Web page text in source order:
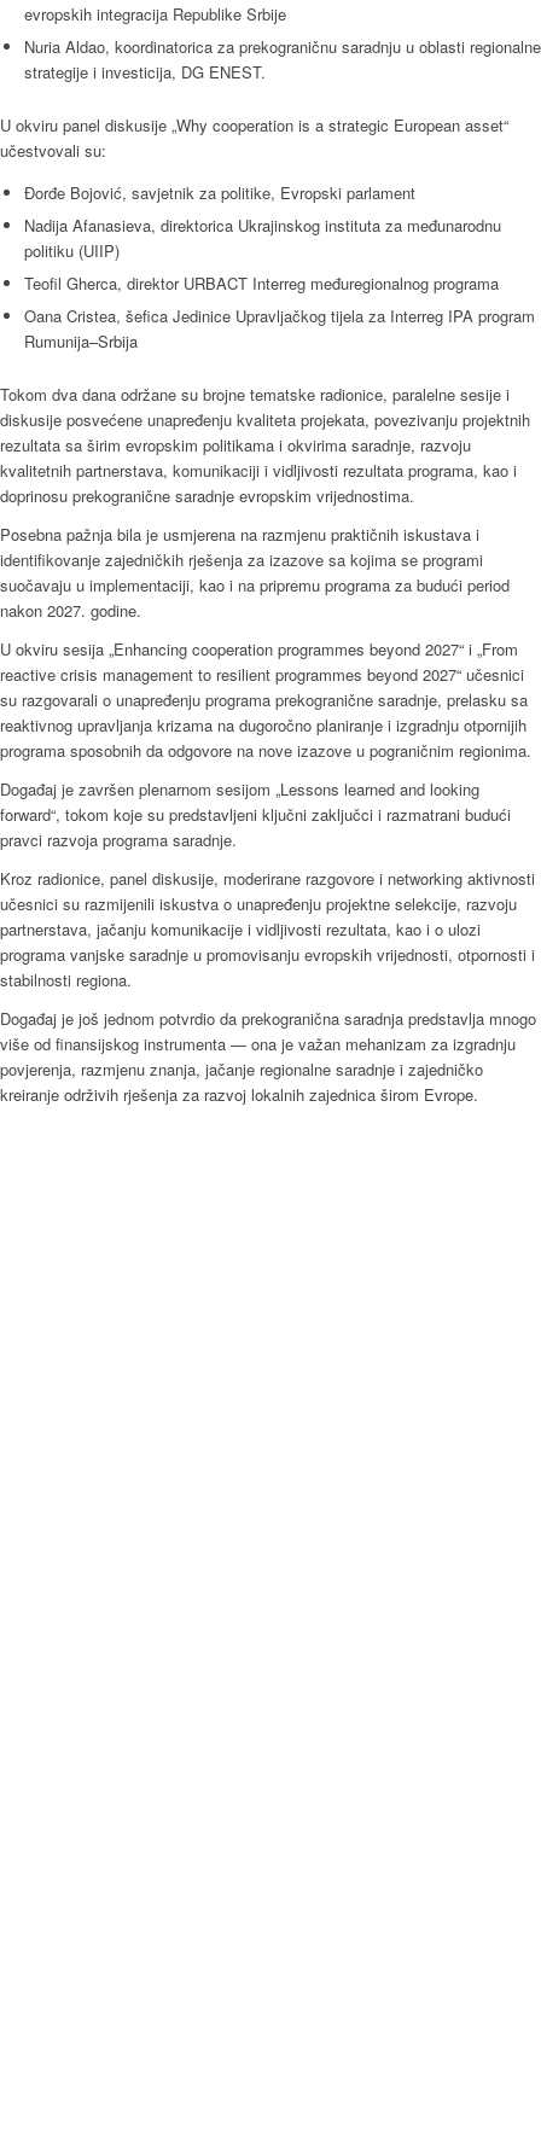
evropskih integracija Republike Srbije
Nuria Aldao, koordinatorica za prekograničnu saradnju u oblasti regionalne
strategije i investicija, DG ENEST.
U okviru panel diskusije „Why cooperation is a strategic European asset“
učestvovali su:
Đorđe Bojović, savjetnik za politike, Evropski parlament
Nadija Afanasieva, direktorica Ukrajinskog instituta za međunarodnu
politiku (UIIP)
Teofil Gherca, direktor URBACT Interreg međuregionalnog programa
Oana Cristea, šefica Jedinice Upravljačkog tijela za Interreg IPA program
Rumunija–Srbija
Tokom dva dana održane su brojne tematske radionice, paralelne sesije i
diskusije posvećene unapređenju kvaliteta projekata, povezivanju projektnih
rezultata sa širim evropskim politikama i okvirima saradnje, razvoju
kvalitetnih partnerstava, komunikaciji i vidljivosti rezultata programa, kao i
doprinosu prekogranične saradnje evropskim vrijednostima.
Posebna pažnja bila je usmjerena na razmjenu praktičnih iskustava i
identifikovanje zajedničkih rješenja za izazove sa kojima se programi
suočavaju u implementaciji, kao i na pripremu programa za budući period
nakon 2027. godine.
U okviru sesija „Enhancing cooperation programmes beyond 2027“ i „From
reactive crisis management to resilient programmes beyond 2027“ učesnici
su razgovarali o unapređenju programa prekogranične saradnje, prelasku sa
reaktivnog upravljanja krizama na dugoročno planiranje i izgradnju otpornijih
programa sposobnih da odgovore na nove izazove u pograničnim regionima.
Događaj je završen plenarnom sesijom „Lessons learned and looking
forward“, tokom koje su predstavljeni ključni zaključci i razmatrani budući
pravci razvoja programa saradnje.
Kroz radionice, panel diskusije, moderirane razgovore i networking aktivnosti
učesnici su razmijenili iskustva o unapređenju projektne selekcije, razvoju
partnerstava, jačanju komunikacije i vidljivosti rezultata, kao i o ulozi
programa vanjske saradnje u promovisanju evropskih vrijednosti, otpornosti i
stabilnosti regiona.
Događaj je još jednom potvrdio da prekogranična saradnja predstavlja mnogo
više od finansijskog instrumenta — ona je važan mehanizam za izgradnju
povjerenja, razmjenu znanja, jačanje regionalne saradnje i zajedničko
kreiranje održivih rješenja za razvoj lokalnih zajednica širom Evrope.